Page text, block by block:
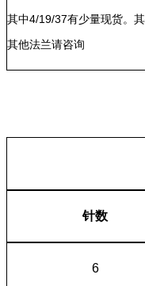
其中4/19/37有少量现货。
其他法兰请咨询
针数
6